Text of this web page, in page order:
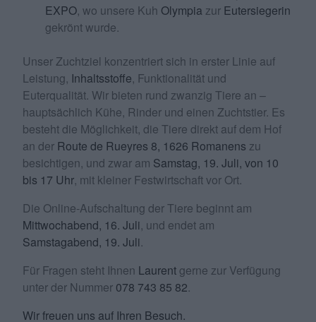
EXPO, wo unsere Kuh Olympia zur Eutersiegerin
gekrönt wurde.
Unser Zuchtziel konzentriert sich in erster Linie auf
Leistung, Inhaltsstoffe, Funktionalität und
Euterqualität. Wir bieten rund zwanzig Tiere an –
hauptsächlich Kühe, Rinder und einen Zuchtstier. Es
besteht die Möglichkeit, die Tiere direkt auf dem Hof
an der Route de Rueyres 8, 1626 Romanens zu
besichtigen, und zwar am Samstag, 19. Juli, von 10
bis 17 Uhr, mit kleiner Festwirtschaft vor Ort.
Die Online-Aufschaltung der Tiere beginnt am
Mittwochabend, 16. Juli, und endet am
Samstagabend, 19. Juli.
Für Fragen steht Ihnen Laurent gerne zur Verfügung
unter der Nummer 078 743 85 82.
Wir freuen uns auf Ihren Besuch.